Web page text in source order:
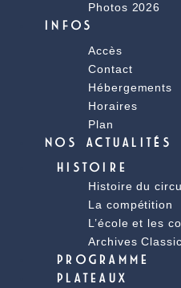
Photos 2026
INFOS
Accès
Contact
Hébergements
Horaires
Plan
NOS ACTUALITÉS
HISTOIRE
Histoire du
La compétition
L’école et les
Archives
PROGRAMME
PLATEAUX